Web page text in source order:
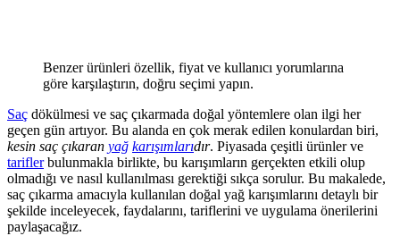
Benzer ürünleri özellik, fiyat ve kullanıcı yorumlarına
göre karşılaştırın, doğru seçimi yapın.
Saç dökülmesi ve saç çıkarmada doğal yöntemlere olan ilgi her
geçen gün artıyor. Bu alanda en çok merak edilen konulardan biri,
kesin saç çıkaran yağ karışımlarıdır. Piyasada çeşitli ürünler ve
tariflerbulunmakla birlikte, bu karışımların gerçekten etkili olup
olmadığı ve nasıl kullanılması gerektiği sıkça sorulur. Bu makalede,
saç çıkarma amacıyla kullanılan doğal yağ karışımlarını detaylı bir
şekilde inceleyecek, faydalarını, tariflerini ve uygulama önerilerini
paylaşacağız.